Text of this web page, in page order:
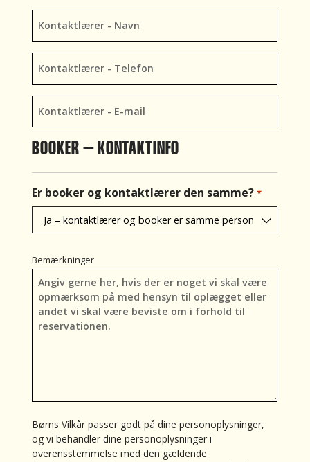
*
Navn
Telefon
mail
*
BOOKER – KONTAKTINFO
Er booker og kontaktlærer den samme? *
Bemærkninger
Børns Vilkår passer godt på dine personoplysninger,
og vi behandler dine personoplysninger i
overensstemmelse med den gældende